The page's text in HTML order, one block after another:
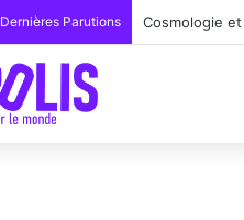
Dernières Parutions Cosmologie